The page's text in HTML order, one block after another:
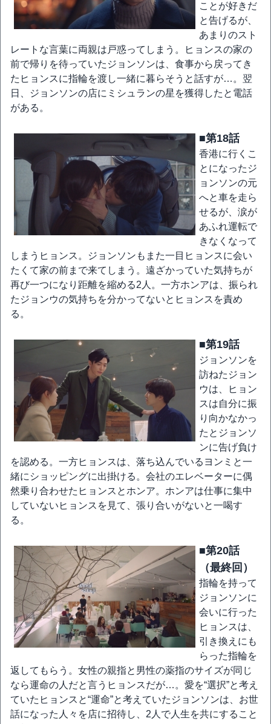
ことが好きだ
と告げるが、
あまりのスト
レートな言葉に両親は戸惑ってしまう。ヒョンスの家の
前で帰りを待っていたジョンソンは、食事から戻ってき
たヒョンスに指輪を渡し一緒に暮らそうと話すが…。翌
日、ジョンソンの店にミシュランの星を獲得したと電話
がある。
■第18話
香港に行くこ
とになったジ
ョンソンの元
へと車を走ら
せるが、涙が
あふれ運転で
きなくなって
しまうヒョンス。ジョンソンもまた一目ヒョンスに会い
たくて家の前まで来てしまう。遠ざかっていた気持ちが
再び一つになり距離を縮める2人。一方ホンアは、振られ
たジョンウの気持ちを分かってないとヒョンスを責め
る。
■第19話
ジョンソンを
訪ねたジョン
ウは、ヒョン
スは自分に振
り向かなかっ
たとジョンソ
ンに告げ負け
を認める。一方ヒョンスは、落ち込んでいるヨンミと一
緒にショッピングに出掛ける。会社のエレベーターに偶
然乗り合わせたヒョンスとホンア。ホンアは仕事に集中
していないヒョンスを見て、張り合いがないと一喝す
る。
■第20話
（最終回）
指輪を持って
ジョンソンに
会いに行った
ヒョンスは、
引き換えにも
らった指輪を
返してもらう。女性の親指と男性の薬指のサイズが同じ
なら運命の人だと言うヒョンスだが…。愛を“選択”と考え
ていたヒョンスと“運命”と考えていたジョンソンは、お世
話になった人々を店に招待し、2人で人生を共にすること